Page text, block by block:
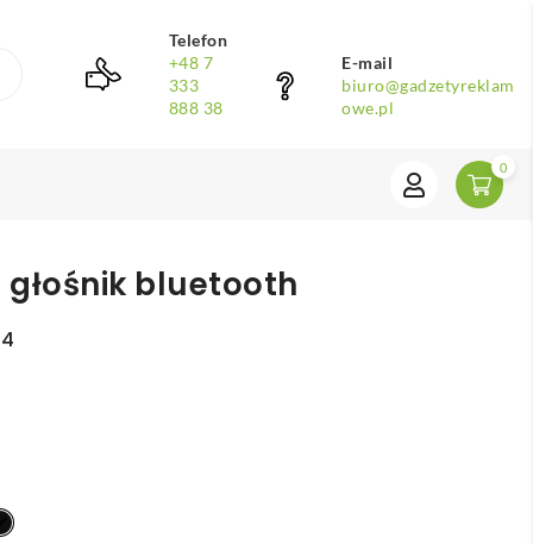
Telefon
+48 7
333
888 38
E-mail
biuro@gadzetyreklam
owe.pl
0
bluetooth